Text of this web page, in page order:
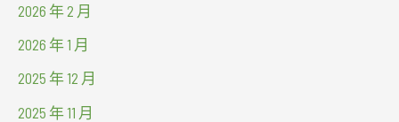
2026 年 2 月
2026 年 1 月
2025 年 12 月
2025 年 11 月